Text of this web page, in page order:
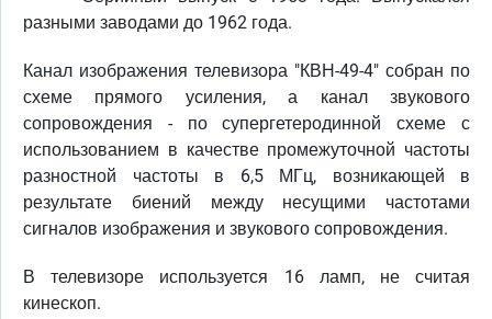
разными заводами до 1962 года.
Канал изображения телевизора "КВН-49-4" собран по
схеме прямого усиления, а канал звукового
сопровождения - по супергетеродинной схеме с
использованием в качестве промежуточной частоты
разностной частоты в 6,5 МГц, возникающей в
результате биений между несущими частотами
сигналов изображения и звукового сопровождения.
В телевизоре используется 16 ламп, не считая
кинескоп.